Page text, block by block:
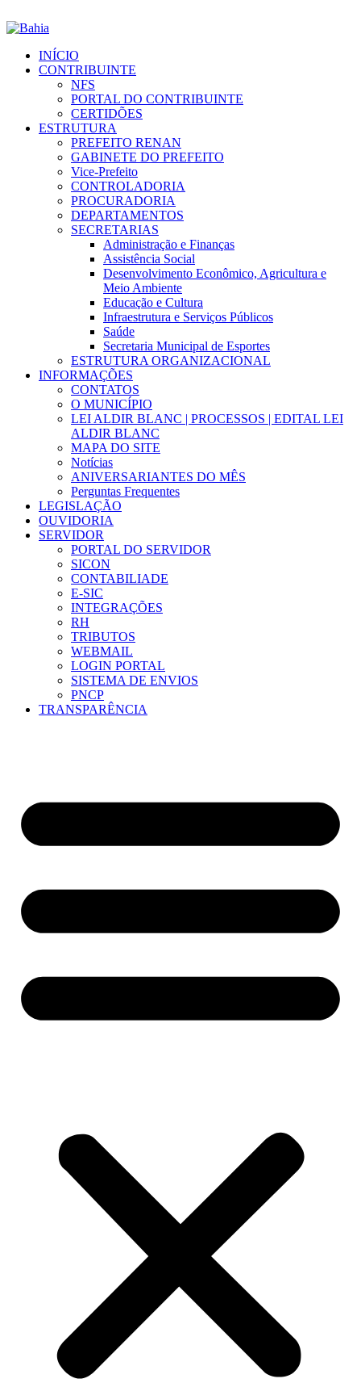
INÍCIO
CONTRIBUINTE
NFS
PORTAL DO CONTRIBUINTE
CERTIDÕES
ESTRUTURA
PREFEITO RENAN
GABINETE DO PREFEITO
Vice-Prefeito
CONTROLADORIA
PROCURADORIA
DEPARTAMENTOS
SECRETARIAS
Administração e Finanças
Assistência Social
Desenvolvimento Econômico, Agricultura e
Meio Ambiente
Educação e Cultura
Infraestrutura e Serviços Públicos
Saúde
Secretaria Municipal de Esportes
ESTRUTURA ORGANIZACIONAL
INFORMAÇÕES
CONTATOS
O MUNICÍPIO
LEI ALDIR BLANC | PROCESSOS | EDITAL LEI
ALDIR BLANC
MAPA DO SITE
Notícias
ANIVERSARIANTES DO MÊS
Perguntas Frequentes
LEGISLAÇÃO
OUVIDORIA
SERVIDOR
PORTAL DO SERVIDOR
SICON
CONTABILIADE
E-SIC
INTEGRAÇÕES
RH
TRIBUTOS
WEBMAIL
LOGIN PORTAL
SISTEMA DE ENVIOS
PNCP
TRANSPARÊNCIA